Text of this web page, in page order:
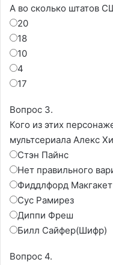
А во сколько штатов
20
18
10
4
17
Вопрос 3.
Кого из этих
мультсериала Алекс
Стэн Пайнс
Нет правильного
Фиддлфорд Макгакет
Сус Рамирез
Диппи Фреш
Билл Сайфер(Шифр)
Вопрос 4.